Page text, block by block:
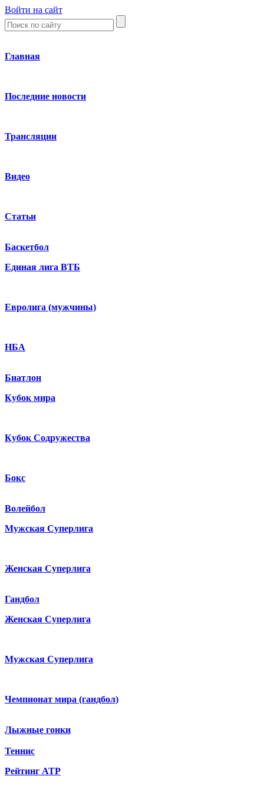
Войти на сайт
Главная
Последние новости
Трансляции
Видео
Статьи
Баскетбол
Единая лига ВТБ
Евролига (мужчины)
НБА
Биатлон
Кубок мира
Кубок Содружества
Бокс
Волейбол
Мужская Суперлига
Женская Суперлига
Гандбол
Женская Суперлига
Мужская Суперлига
Чемпионат мира (гандбол)
Лыжные гонки
Теннис
Рейтинг ATP